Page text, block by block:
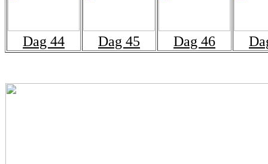
Dag 44 Dag 45 Dag 46